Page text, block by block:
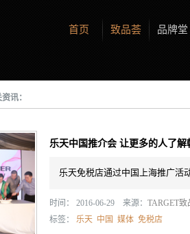
首页 致品荟 品牌堂
讯：
乐天中国推介会 让更多的人了解
乐天免税店通过中国上海推广活
时间： 2016-06-29 来源： TARGET致
标签： 乐天 中国 媒体 免税店